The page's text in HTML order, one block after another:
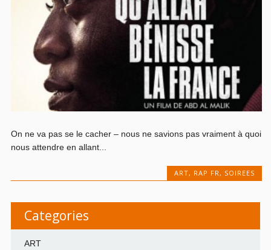
On ne va pas se le cacher – nous ne savions pas vraiment à quoi
nous attendre en allant...
ART, RAP FR , SOIREES
Categories
ART